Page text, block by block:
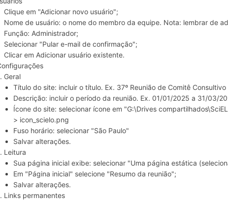
Clique em "Adicionar novo usuário";
Nome de usuário: o nome do membro da equipe. Nota: lembrar de
Função: Administrador;
Selecionar "Pular e-mail de confirmação";
Clicar em Adicionar usuário existente.
Geral
Título do site: incluir o título. Ex. 37º Reunião de Comitê Consultivo
Descrição: incluir o período da reunião. Ex. 01/01/2025 a 31/03/
Ícone do site: selecionar ícone em "G:\Drives
> icon_scielo.png
Fuso horário: selecionar "São Paulo"
Salvar alterações.
Leitura
Sua página inicial exibe: selecionar "Uma página estática
Em "Página inicial" selecione "Resumo da reunião";
Salvar alterações.
Links permanentes